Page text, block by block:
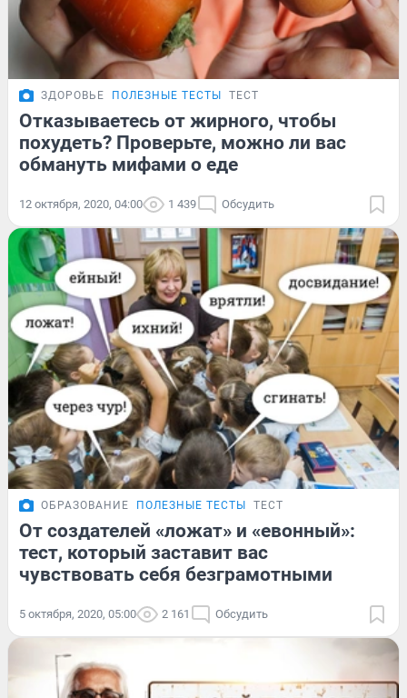
ЗДОРОВЬЕ ПОЛЕЗНЫЕ ТЕСТЫ ТЕСТ
Отказываетесь от жирного, чтобы
похудеть? Проверьте, можно ли вас
обмануть мифами о еде
12 октября, 2020, 04:00 1 439 Обсудить
ОБРАЗОВАНИЕ ПОЛЕЗНЫЕ ТЕСТЫ ТЕСТ
От создателей «ложат» и «евонный»:
тест, который заставит вас
чувствовать себя безграмотными
5 октября, 2020, 05:00 2 161 Обсудить